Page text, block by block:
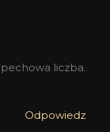
liczba.
Odpowiedz